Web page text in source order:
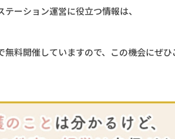
ーション運営に役立つ情報は、
無料開催していますので、この機会にぜひ